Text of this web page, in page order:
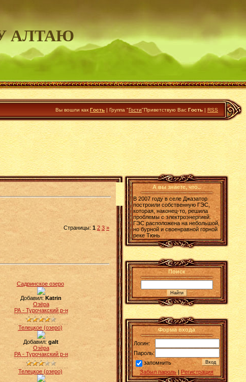
АЛТАЮ
Вы вошли как Гость | Группа "Гости"Приветствую Вас Гость | RSS
Страницы: 1 2 3 »
Садринское озеро
Добавил:Katrin
Озёра
РА - Турочакский р-н
Телецкое (озеро)
Добавил:galt
Озёра
РА - Турочакский р-н
Телецкое (озеро)
А вы знаете, что..
В 2007 году в селе Джазатор
построили собственную ГЭС,
которая, наконец-то, решила
проблемы с электроэнергией.
ГЭС расположена на небольшой,
но бурной и своенравной горной
реке Тюнь
Поиск
Форма входа
Логин:
Пароль:
запомнить
Забыл пароль | Регистрация